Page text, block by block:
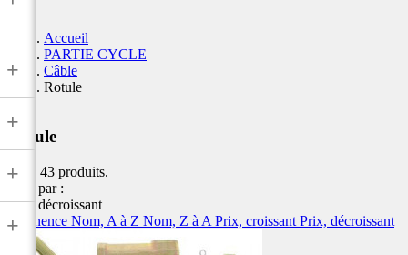
+
+
+
+
Accueil
PARTIE CYCLE
Câble
Rotule
Rotule
Il y a 43 produits.
Trier par :
Prix, décroissant
Pertinence Nom, A à Z Nom, Z à A Prix, croissant Prix, décroissant